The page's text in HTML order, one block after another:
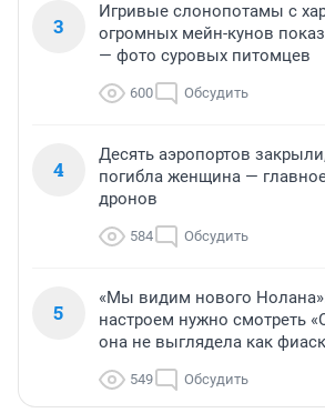
3
Игривые слонопотамы с
огромных мейн-кунов
— фото суровых питомцев
600 Обсудить
4
Десять аэропортов
погибла женщина —
дронов
584 Обсудить
5
«Мы видим нового
настроем нужно смотреть
она не выглядела как
549 Обсудить